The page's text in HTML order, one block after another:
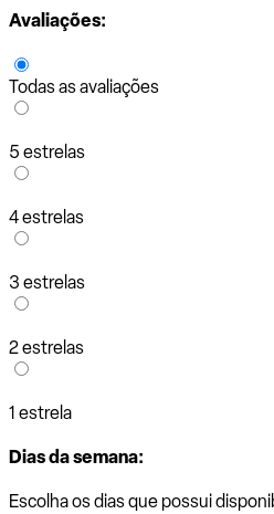
Avaliações:
Todas as avaliações
5 estrelas
4 estrelas
3 estrelas
2 estrelas
1 estrela
Dias da semana:
Escolha os dias que possui